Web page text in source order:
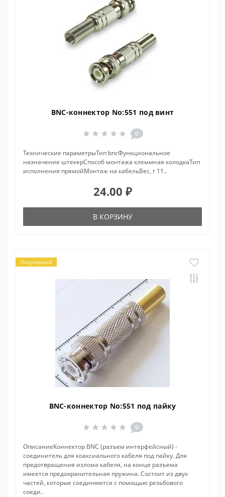
BNC-коннектор No:551 под винт
0
Технические параметрыТип bncФункциональное
назначение штекерСпособ монтажа клеммная колодкаТип
исполнения прямойМонтаж на кабельВес, г 11..
24.00 ₽
В КОРЗИНУ
Популярный
BNC-коннектор No:551 под пайку
0
ОписаниеКоннектор BNC (разъем интерфейсный) -
соединитель для коаксиального кабеля под пайку. Для
предотвращения излома кабеля, на конце разъема
имеется предохранительная пружина. Состоит из двух
частей, которые соединяются с помощью резьбового
соеди..